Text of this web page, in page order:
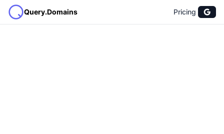
Query.Domains Pricing